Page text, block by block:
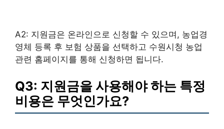
A2: 지원금은 온라인으로 신청할 수 있으며, 농업경
영체 등록 후 보험 상품을 선택하고 수원시청 농업
관련 홈페이지를 통해 신청하면 됩니다.
Q3: 지원금을 사용해야 하는 특정
비용은 무엇인가요?